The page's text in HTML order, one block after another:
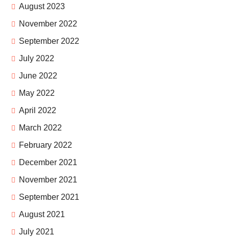
August 2023
November 2022
September 2022
July 2022
June 2022
May 2022
April 2022
March 2022
February 2022
December 2021
November 2021
September 2021
August 2021
July 2021